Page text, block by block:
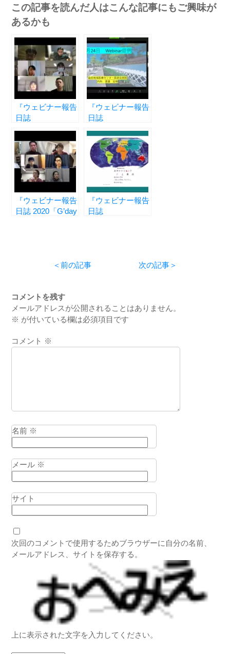
この記事を読んだ人はこんな記事にもご興味が
あるかも
『ウェビナー報告
日誌
2021「Closing
Webinar」編 』
―「第５期生」の
卒業―』
『ウェビナー報告
日誌
2020「Registrar’s
Lecture」編 vol.1
― 結核の診断と
治療 ―』
『ウェビナー報告
日誌 2020「G’day
『ウェビナー報告
日誌
―』
＜前の記事 次の記事＞
コメントを残す
メールアドレスが公開されることはありません。
※ が付いている欄は必須項目です
コメント ※
名前 ※
メール ※
サイト
次回のコメントで使用するためブラウザーに自分の名前、
メールアドレス、サイトを保存する。
上に表示された文字を入力してください。